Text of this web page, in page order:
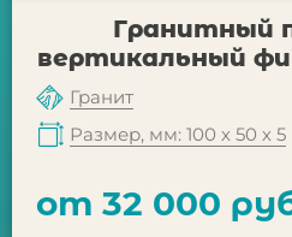
Гранитный
вертикальный
Гранит
Размер, мм: 100 х 50 х 5
от 32 000